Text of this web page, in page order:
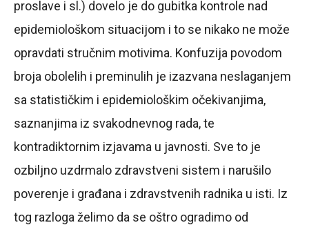
proslave i sl.) dovelo je do gubitka kontrole nad
epidemiološkom situacijom i to se nikako ne može
opravdati stručnim motivima. Konfuzija povodom
broja obolelih i preminulih je izazvana neslaganjem
sa statističkim i epidemiološkim očekivanjima,
saznanjima iz svakodnevnog rada, te
kontradiktornim izjavama u javnosti. Sve to je
ozbiljno uzdrmalo zdravstveni sistem i narušilo
poverenje i građana i zdravstvenih radnika u isti. Iz
tog razloga želimo da se oštro ogradimo od